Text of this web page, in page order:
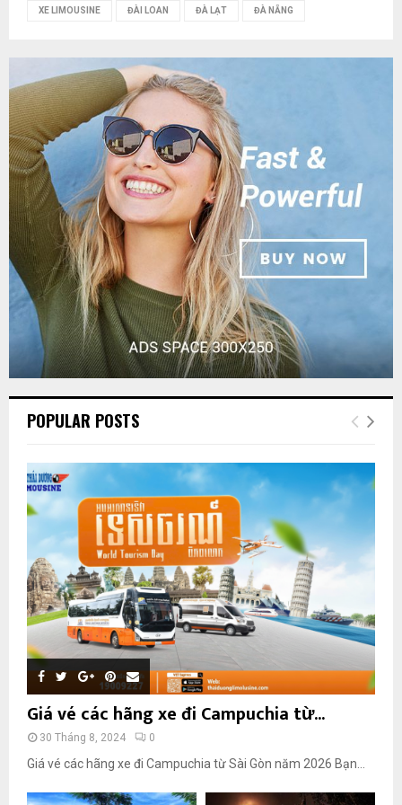
XE LIMOUSINE ĐÀI LOAN ĐÀ LẠT ĐÀ NẴNG
POPULAR POSTS
Giá vé các hãng xe đi Campuchia từ...
30 Tháng 8, 2024 0
Giá vé các hãng xe đi Campuchia từ Sài Gòn năm 2026 Bạn...